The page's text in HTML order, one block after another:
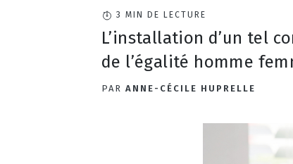
3 MIN DE LECTURE
L’installation d’un tel
de l’égalité homme
PAR ANNE-CÉCILE HUPRELLE